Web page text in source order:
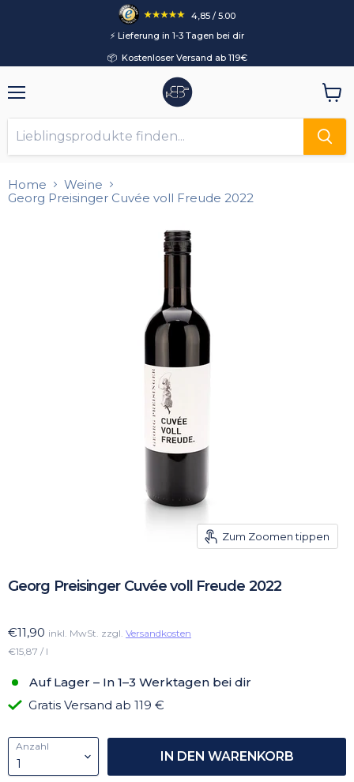
4,85 / 5.00
⚡️ Lieferung in 1-3 Tagen bei dir
📦 Kostenloser Versand ab 119€
Home
Weine
Georg Preisinger Cuvée voll Freude 2022
Zum Zoomen tippen
Georg Preisinger Cuvée voll Freude 2022
€11,90 inkl. MwSt. zzgl. Versandkosten
€15,87 / l
Auf Lager – In 1–3 Werktagen bei dir
Gratis Versand ab 119 €
Anzahl
IN DEN WARENKORB